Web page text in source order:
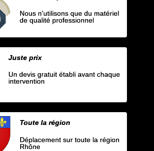
Nous n'utilisons que du matériel
de qualité professionnel
Juste prix
Un devis gratuit établi avant chaque
intervention
Toute la région
Déplacement sur toute la région
Rhône